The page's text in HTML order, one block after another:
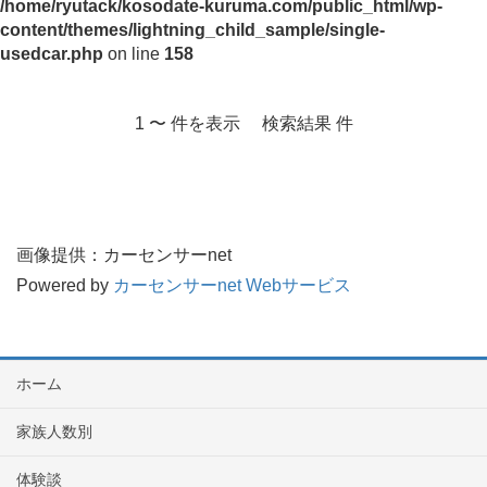
/home/ryutack/kosodate-kuruma.com/public_html/wp-
content/themes/lightning_child_sample/single-
usedcar.php on line 158
1 〜 件を表示 検索結果 件
画像提供：カーセンサーnet
Powered by カーセンサーnet Webサービス
ホーム
家族人数別
体験談